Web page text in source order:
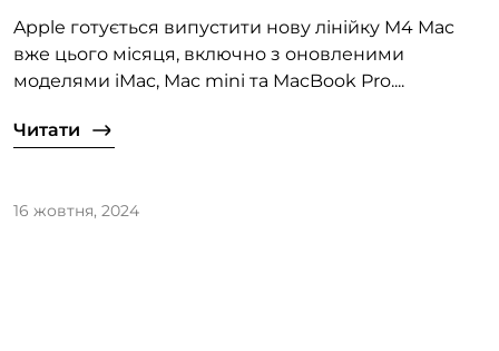
Apple готується випустити нову лінійку M4 Mac
вже цього місяця, включно з оновленими
моделями iMac, Mac mini та MacBook Pro....
Читати
16 жовтня, 2024